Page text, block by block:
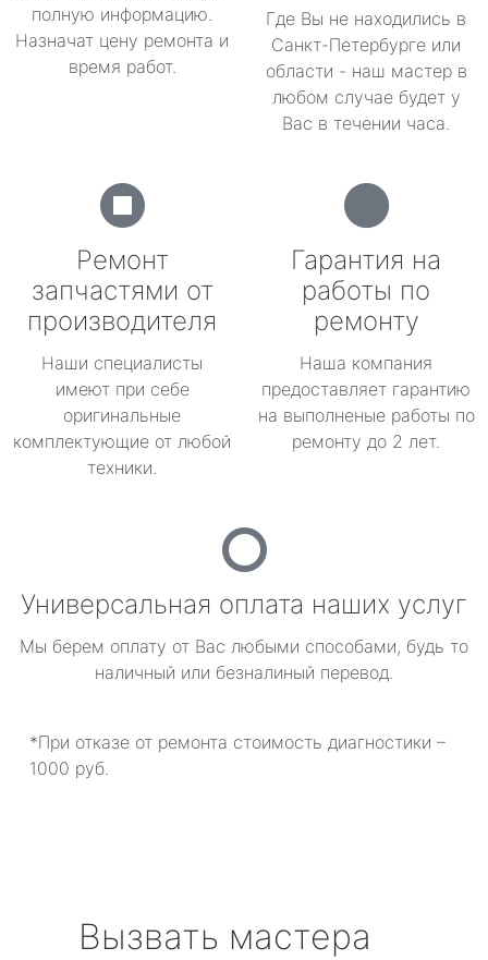
полную информацию.
Назначат цену ремонта и
время работ.
Где Вы не находились в
Санкт-Петербурге или
области - наш мастер в
любом случае будет у
Вас в течении часа.
Ремонт
запчастями от
производителя
Наши специалисты
имеют при себе
оригинальные
комплектующие от любой
техники.
Гарантия на
работы по
ремонту
Наша компания
предоставляет гарантию
на выполненые работы по
ремонту до 2 лет.
Универсальная оплата наших услуг
Мы берем оплату от Вас любыми способами, будь то
наличный или безналиный перевод.
*При отказе от ремонта стоимость диагностики –
1000 руб.
Вызвать мастера